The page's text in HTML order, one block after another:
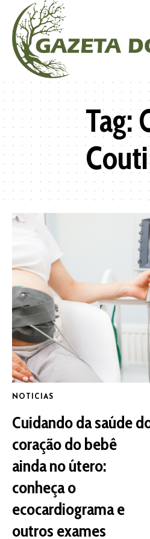
Tag:
NOTICIAS
Cuidando da saúde
coração do bebê
ainda no útero:
conheça o
ecocardiograma e
outros exames